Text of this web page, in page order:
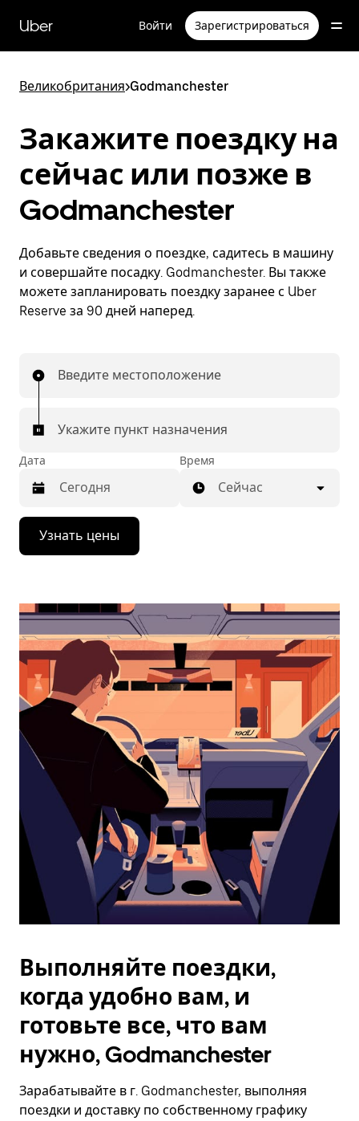
перейти
к
содержимому
Uber Войти Зарегистрироваться
Великобритания>Godmanchester
Закажите поездку на
сейчас или позже в
Godmanchester
Добавьте сведения о поездке, садитесь в машину
и совершайте посадку. Godmanchester. Вы также
можете запланировать поездку заранее с Uber
Reserve за 90 дней наперед.
Введите местоположение
Укажите пункт назначения
Дата
Нажмите
стрелку
вниз,
календарю
выбрать
дату.
Чтобы
закрыть
календарь,
нажмите
Esc.
Время
Сейчас
Узнать цены
Выполняйте поездки,
когда удобно вам, и
готовьте все, что вам
нужно, Godmanchester
Зарабатывайте в г. Godmanchester, выполняя
поездки и доставку по собственному графику